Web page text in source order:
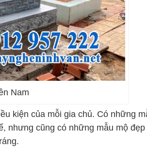
Nam
kiện của mỗi gia chủ. Có những
nhưng cũng có những mẫu mộ đẹp